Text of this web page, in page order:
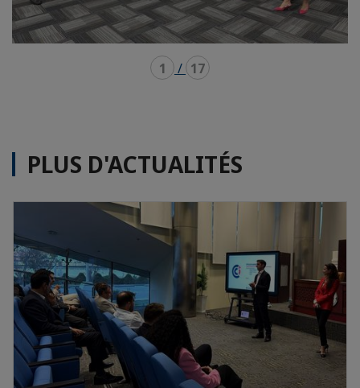
1 / 17
PLUS D'ACTUALITÉS